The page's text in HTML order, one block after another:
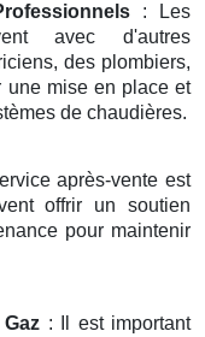
: Les
avec d'autres
des plombiers,
une mise en place et
de chaudières.
après-vente est
offrir un soutien
pour maintenir
: Il est important